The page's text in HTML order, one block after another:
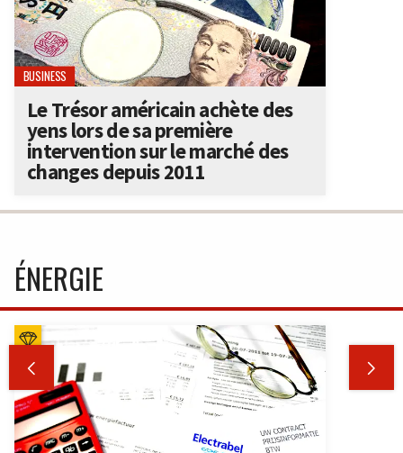
BUSINESS
Le Trésor américain achète des
yens lors de sa première
intervention sur le marché des
changes depuis 2011
ÉNERGIE
 